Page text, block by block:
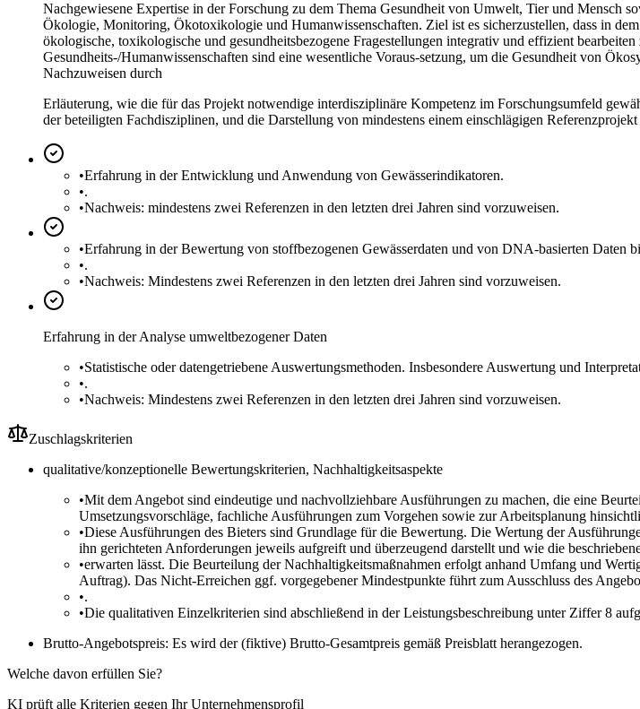
Nachgewiesene Expertise in der Forschung zu dem Thema Gesundheit von Umwelt, Tier und Mensch
Ökologie, Monitoring, Ökotoxikologie und Humanwissenschaften. Ziel ist es sicherzustellen, dass in
ökologische, toxikologische und gesundheitsbezogene Fragestellungen integrativ und effizient
Gesundheits-/Humanwissenschaften sind eine wesentliche Voraus-setzung, um die Gesundheit von
Nachzuweisen durch
Erläuterung, wie die für das Projekt notwendige interdisziplinäre Kompetenz im Forschungsumfeld
der beteiligten Fachdisziplinen, und die Darstellung von mindestens einem einschlägigen
•Erfahrung in der Entwicklung und Anwendung von Gewässerindikatoren.
•.
•Nachweis: mindestens zwei Referenzen in den letzten drei Jahren sind vorzuweisen.
•Erfahrung in der Bewertung von stoffbezogenen Gewässerdaten und von DNA-basierten Daten
•.
•Nachweis: Mindestens zwei Referenzen in den letzten drei Jahren sind vorzuweisen.
Erfahrung in der Analyse umweltbezogener Daten
•Statistische oder datengetriebene Auswertungsmethoden. Insbesondere Auswertung und
•.
•Nachweis: Mindestens zwei Referenzen in den letzten drei Jahren sind vorzuweisen.
Zuschlagskriterien
qualitative/konzeptionelle Bewertungskriterien, Nachhaltigkeitsaspekte
•Mit dem Angebot sind eindeutige und nachvollziehbare Ausführungen zu machen, die eine
Umsetzungsvorschläge, fachliche Ausführungen zum Vorgehen sowie zur Arbeitsplanung
•Diese Ausführungen des Bieters sind Grundlage für die Bewertung. Die Wertung der
ihn gerichteten Anforderungen jeweils aufgreift und überzeugend darstellt und wie die
•erwarten lässt. Die Beurteilung der Nachhaltigkeitsmaßnahmen erfolgt anhand Umfang und
Auftrag). Das Nicht-Erreichen ggf. vorgegebener Mindestpunkte führt zum Ausschluss des
•.
•Die qualitativen Einzelkriterien sind abschließend in der Leistungsbeschreibung unter Ziffer 8
Brutto-Angebotspreis: Es wird der (fiktive) Brutto-Gesamtpreis gemäß Preisblatt herangezogen.
Welche davon erfüllen Sie?
KI prüft alle Kriterien gegen Ihr Unternehmensprofil